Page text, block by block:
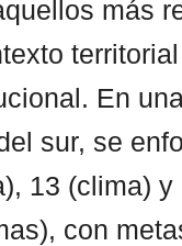
más
En
sur, se
13 (clima) y
con